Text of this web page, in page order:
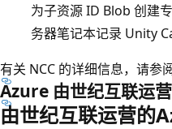
为子资源 ID Blob 创建
务器笔记本记录 Unity
有关 NCC 的详细信息，请参
Azure 由世纪互联运营
由世纪互联运营的